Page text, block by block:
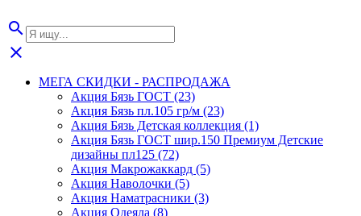
search
close
МЕГА СКИДКИ - РАСПРОДАЖА
Акция Бязь ГОСТ (23)
Акция Бязь пл.105 гр/м (23)
Акция Бязь Детская коллекция (1)
Акция Бязь ГОСТ шир.150 Премиум Детские
дизайны пл125 (72)
Акция Макрожаккард (5)
Акция Наволочки (5)
Акция Наматрасники (3)
Акция Одеяла (8)